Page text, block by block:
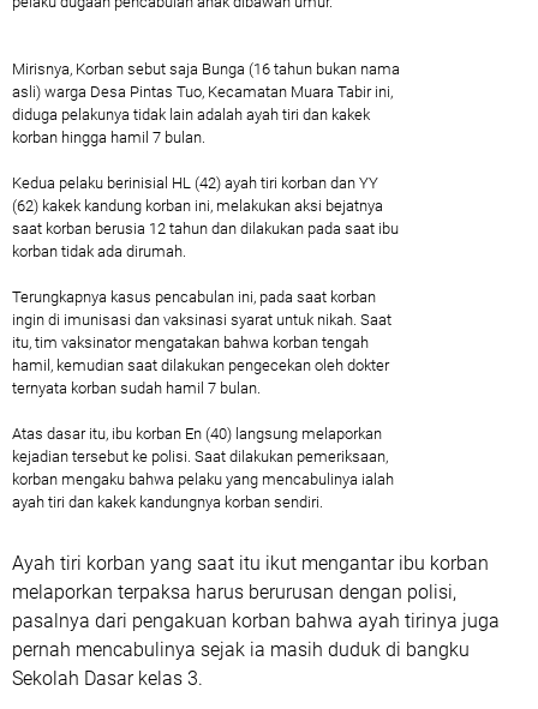
Mirisnya, Korban sebut saja Bunga (16 tahun bukan nama
asli) warga Desa Pintas Tuo, Kecamatan Muara Tabir ini,
diduga pelakunya tidak lain adalah ayah tiri dan kakek
korban hingga hamil 7 bulan.
Kedua pelaku berinisial HL (42) ayah tiri korban dan YY
(62) kakek kandung korban ini, melakukan aksi bejatnya
saat korban berusia 12 tahun dan dilakukan pada saat ibu
korban tidak ada dirumah.
Terungkapnya kasus pencabulan ini, pada saat korban
ingin di imunisasi dan vaksinasi syarat untuk nikah. Saat
itu, tim vaksinator mengatakan bahwa korban tengah
hamil, kemudian saat dilakukan pengecekan oleh dokter
ternyata korban sudah hamil 7 bulan.
Atas dasar itu, ibu korban En (40) langsung melaporkan
kejadian tersebut ke polisi. Saat dilakukan pemeriksaan,
korban mengaku bahwa pelaku yang mencabulinya ialah
ayah tiri dan kakek kandungnya korban sendiri.
Ayah tiri korban yang saat itu ikut mengantar ibu korban
melaporkan terpaksa harus berurusan dengan polisi,
pasalnya dari pengakuan korban bahwa ayah tirinya juga
pernah mencabulinya sejak ia masih duduk di bangku
Sekolah Dasar kelas 3.